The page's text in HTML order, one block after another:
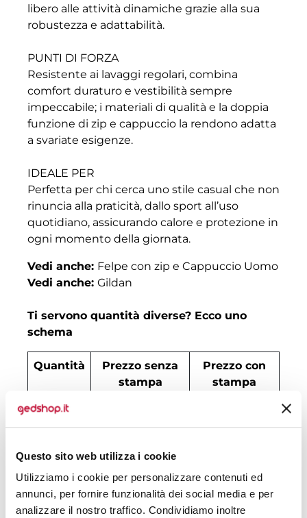
Questo sito web utilizza i cookie
Utilizziamo i cookie per personalizzare contenuti ed
annunci, per fornire funzionalità dei social media e per
analizzare il nostro traffico. Condividiamo inoltre
libero alle attività dinamiche grazie alla sua
robustezza e adattabilità.
PUNTI DI FORZA
Resistente ai lavaggi regolari, combina
comfort duraturo e vestibilità sempre
impeccabile; i materiali di qualità e la doppia
funzione di zip e cappuccio la rendono adatta
a svariate esigenze.
IDEALE PER
Perfetta per chi cerca uno stile casual che non
rinuncia alla praticità, dallo sport all’uso
quotidiano, assicurando calore e protezione in
ogni momento della giornata.
Vedi anche: Felpe con zip e Cappuccio Uomo
Vedi anche: Gildan
Ti servono quantità diverse? Ecco uno
schema
Quantità
Prezzo senza
stampa
Prezzo con
stampa
30
200 € 16,28 € 18,37